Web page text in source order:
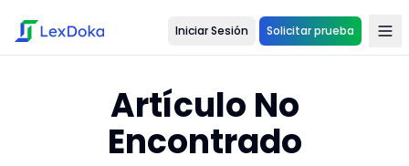
Iniciar Sesión Solicitar prueba
Artículo No
Encontrado